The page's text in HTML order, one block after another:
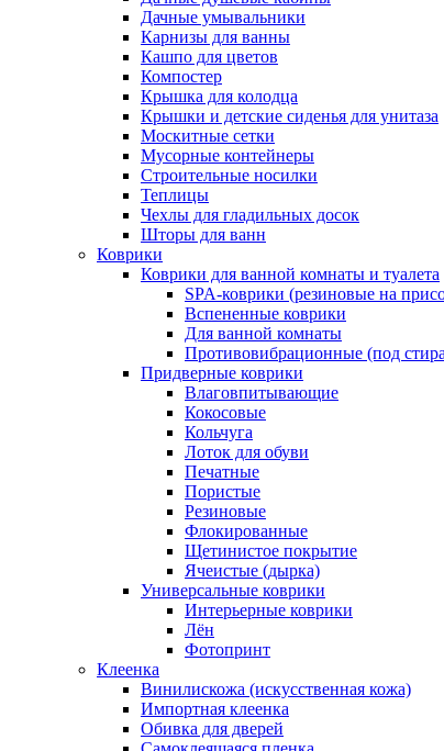
Дачные умывальники
Карнизы для ванны
Кашпо для цветов
Компостер
Крышка для колодца
Крышки и детские сиденья для унитаза
Москитные сетки
Мусорные контейнеры
Строительные носилки
Теплицы
Чехлы для гладильных досок
Шторы для ванн
Коврики
Коврики для ванной комнаты и туалета
SPA-коврики (резиновые на
Вспененные коврики
Для ванной комнаты
Противовибрационные (под
Придверные коврики
Влаговпитывающие
Кокосовые
Кольчуга
Лоток для обуви
Печатные
Пористые
Резиновые
Флокированные
Щетинистое покрытие
Ячеистые (дырка)
Универсальные коврики
Интерьерные коврики
Лён
Фотопринт
Клеенка
Винилискожа (искусственная кожа)
Импортная клеенка
Обивка для дверей